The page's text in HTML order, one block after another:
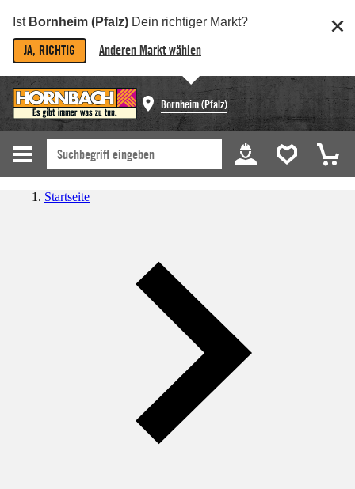
Ist Bornheim (Pfalz) Dein richtiger Markt?
JA, RICHTIG Anderen Markt wählen
Bornheim (Pfalz)
Startseite